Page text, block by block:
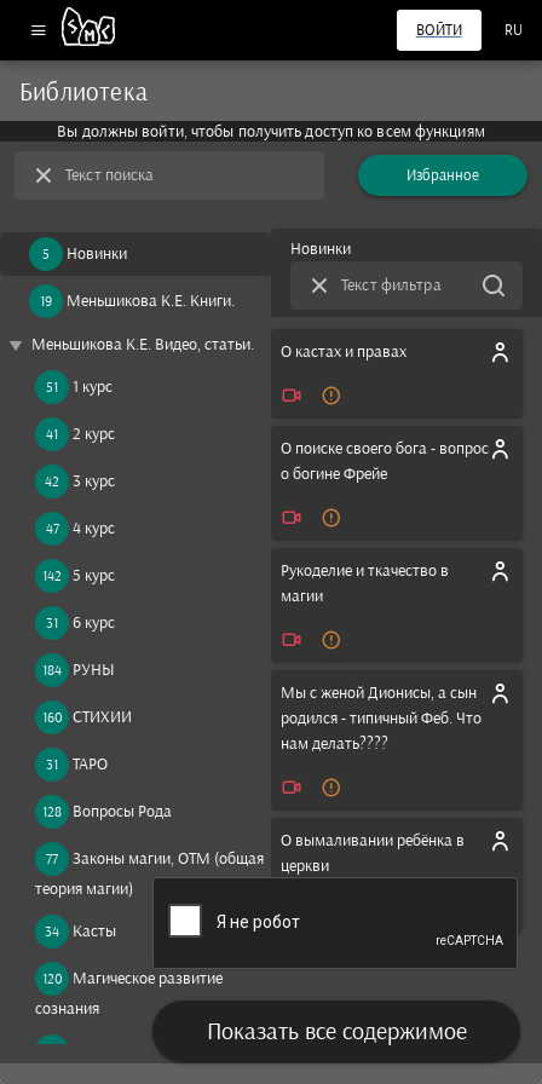
ВОЙТИ RU
Библиотека
Вы должны войти, чтобы получить доступ ко всем функциям
Текст поиска Избранное
5 Новинки
19 Меньшикова К.Е. Книги.
play_arrow Меньшикова К.Е. Видео, статьи.
51 1 курс
41 2 курс
42 3 курс
47 4 курс
142 5 курс
31 6 курс
184 РУНЫ
160 СТИХИИ
31 ТАРО
128 Вопросы Рода
77
Законы магии, ОТМ (общая
теория магии)
34 Касты
120
Магическое развитие
сознания
Магия в вопросах и
Новинки
Текст фильтра
О кастах и правах
О поиске своего бога - вопрос
о богине Фрейе
Рукоделие и ткачество в
магии
Мы с женой Дионисы, а сын
родился - типичный Феб. Что
нам делать????
О вымаливании ребёнка в
церкви
Показать все содержимое